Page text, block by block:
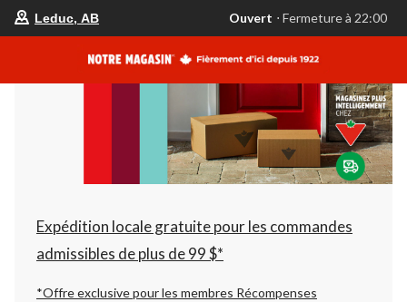
votre
est
AB,
Ouvert,
Fermeture
à
22:00
changer
Leduc, AB Ouvert ⋅ Fermeture à 22:00
Expédition locale gratuite pour les commandes
admissibles de plus de 99 $*
*Offre exclusive pour les membres Récompenses